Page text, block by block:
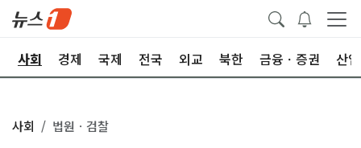
사회 경제 국제 전국 외교 북한 금융ㆍ증권 산업
사회 법원ㆍ검찰